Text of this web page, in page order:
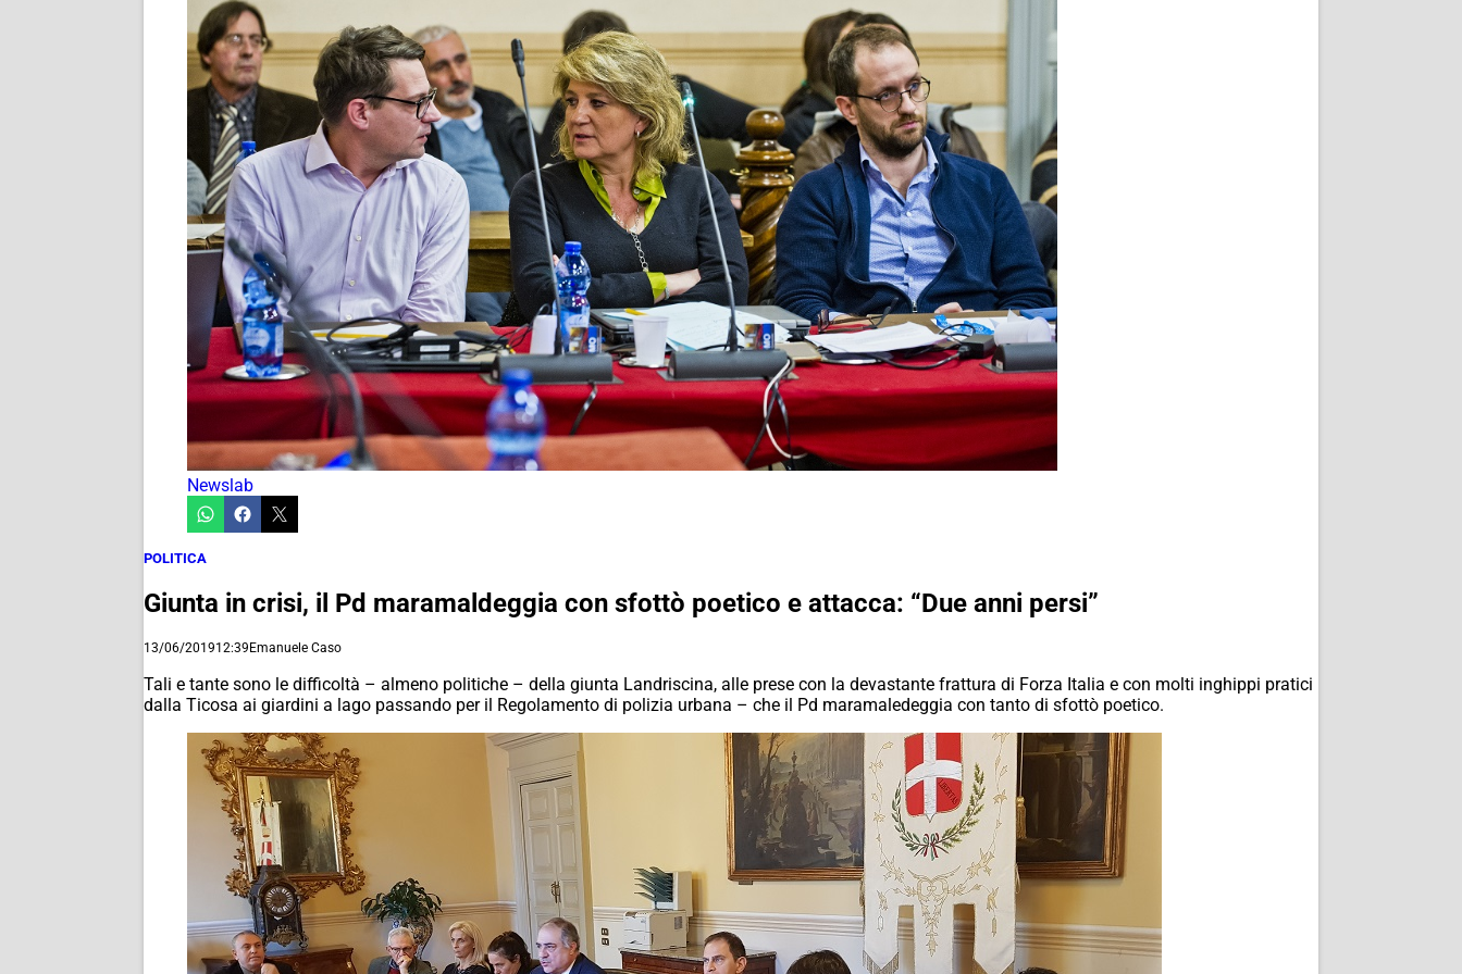
Newslab
POLITICA
Giunta in crisi, il Pd maramaldeggia con sfottò poetico e attacca: “Due anni persi”
13/06/201912:39Emanuele Caso
Tali e tante sono le difficoltà – almeno politiche – della giunta Landriscina, alle prese con la devastante frattura di Forza Italia e con molti inghippi pratici
dalla Ticosa ai giardini a lago passando per il Regolamento di polizia urbana – che il Pd maramaledeggia con tanto di sfottò poetico.